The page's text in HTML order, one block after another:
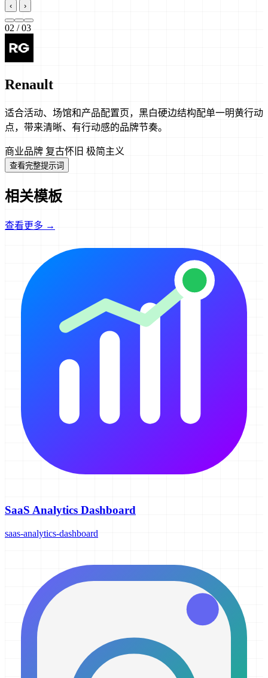
‹ ›
02 / 03
Renault
适合活动、场馆和产品配置页，黑白硬边结构配单一明黄行动
点，带来清晰、有行动感的品牌节奏。
商业品牌 复古怀旧 极简主义
查看完整提示词
相关模板
查看更多 →
SaaS Analytics Dashboard
saas-analytics-dashboard